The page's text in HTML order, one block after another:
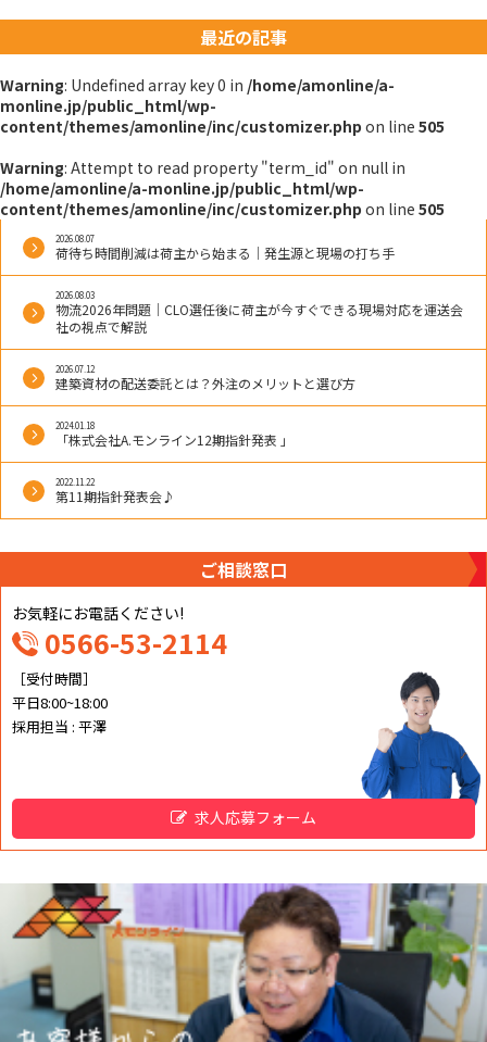
ー
シ
ョ
ン
最近の記事
Warning: Undefined array key 0 in /home/amonline/a-
monline.jp/public_html/wp-
content/themes/amonline/inc/customizer.php on line 505
Warning: Attempt to read property "term_id" on null in
/home/amonline/a-monline.jp/public_html/wp-
content/themes/amonline/inc/customizer.php on line 505
2026.08.07
荷待ち時間削減は荷主から始まる｜発生源と現場の打ち手
2026.08.03
物流2026年問題｜CLO選任後に荷主が今すぐできる現場対応を運送会
社の視点で解説
2026.07.12
建築資材の配送委託とは？外注のメリットと選び方
2024.01.18
「株式会社A.モンライン12期指針発表 」
2022.11.22
第11期指針発表会♪
ご相談窓口
お気軽にお電話ください!
0566-53-2114
［受付時間］
平日8:00~18:00
採用担当 : 平澤
求人応募フォーム